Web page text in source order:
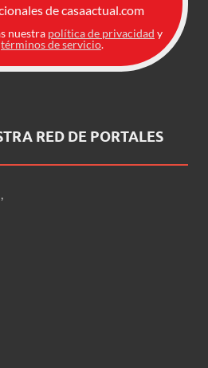
de casaactual.com
nuestra política de privacidad y
términos de servicio.
RED DE PORTALES
,